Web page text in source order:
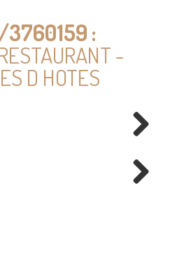
3760159 :
-
D HOTES